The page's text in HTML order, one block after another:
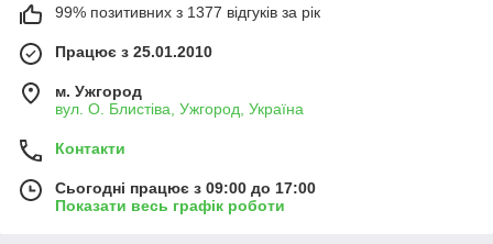
У нашому асортименті ви знайдете тару різної місткості,
цибулі, моркви, капусти та інших овочів. Усі овочеві сітки та
полімерних матеріалів, здатних витримувати значну вагу та
не руйнуватися під впливом вологи. Забезпечте своєму
врожаю найкращі умови для зберігання та презентації,
обравши наше спеціалізоване пакування!
📦 Овочеві Сітки: Вентиляція та Привабливість
99% позитивних з 1377 відгуків за рік
Працює з 25.01.2010
м. Ужгород
вул. О. Блистіва, Ужгород, Україна
Контакти
Сьогодні працює з 09:00 до 17:00
Показати весь графік роботи